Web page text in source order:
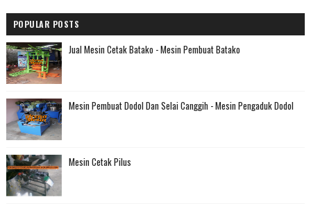
POPULAR POSTS
Jual Mesin Cetak Batako - Mesin Pembuat Batako
Mesin Pembuat Dodol Dan Selai Canggih - Mesin Pengaduk Dodol
Mesin Cetak Pilus